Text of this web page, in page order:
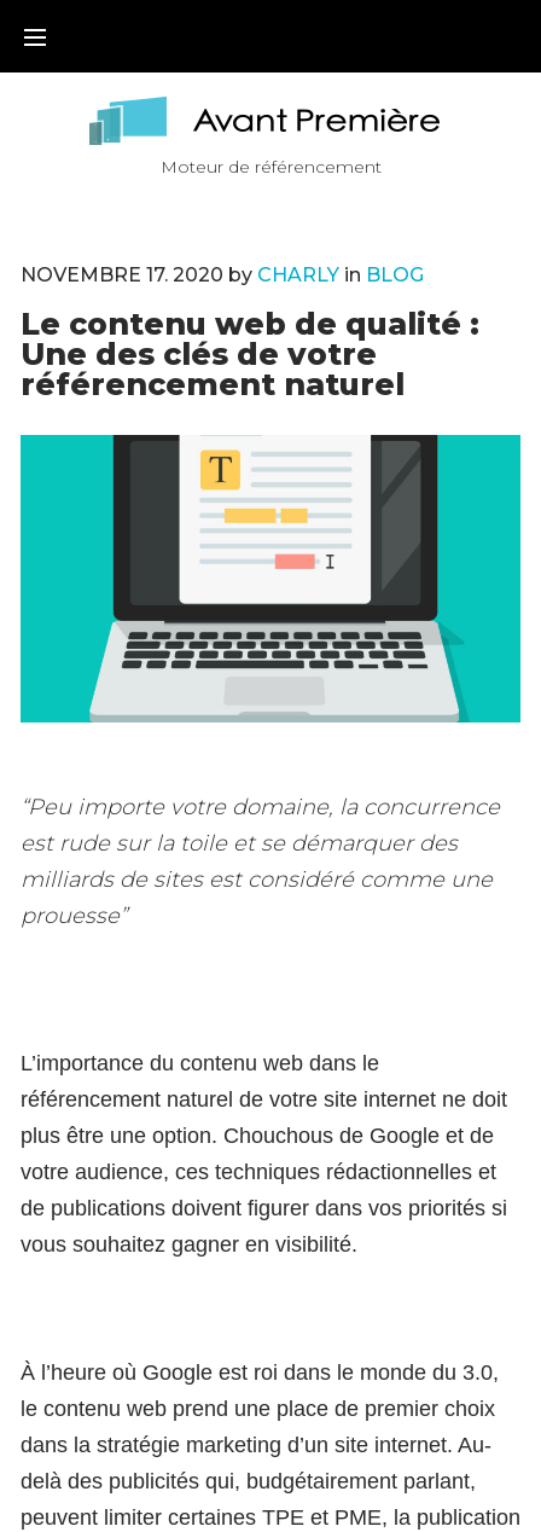
Moteur de référencement
NOVEMBRE 17. 2020 by CHARLY in BLOG
Le contenu web de qualité :
Une des clés de votre
référencement naturel
“Peu importe votre domaine, la concurrence
est rude sur la toile et se démarquer des
milliards de sites est considéré comme une
prouesse”
L’importance du contenu web dans le
référencement naturel de votre site internet ne doit
plus être une option. Chouchous de Google et de
votre audience, ces techniques rédactionnelles et
de publications doivent figurer dans vos priorités si
vous souhaitez gagner en visibilité.
À l’heure où Google est roi dans le monde du 3.0,
le contenu web prend une place de premier choix
dans la stratégie marketing d’un site internet. Au-
delà des publicités qui, budgétairement parlant,
peuvent limiter certaines TPE et PME, la publication